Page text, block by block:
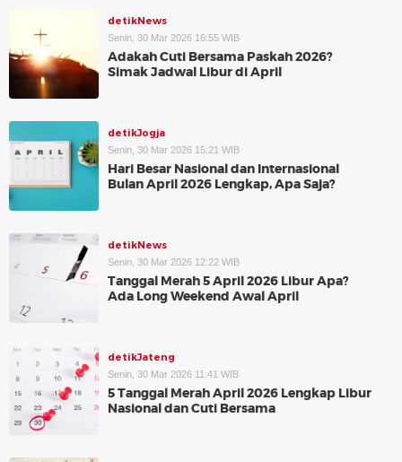
detikNews
Senin, 30 Mar 2026 16:55 WIB
Adakah Cuti Bersama Paskah 2026?
Simak Jadwal Libur di April
detikJogja
Senin, 30 Mar 2026 15:21 WIB
Hari Besar Nasional dan Internasional
Bulan April 2026 Lengkap, Apa Saja?
detikNews
Senin, 30 Mar 2026 12:22 WIB
Tanggal Merah 5 April 2026 Libur Apa?
Ada Long Weekend Awal April
detikJateng
Senin, 30 Mar 2026 11:41 WIB
5 Tanggal Merah April 2026 Lengkap Libur
Nasional dan Cuti Bersama